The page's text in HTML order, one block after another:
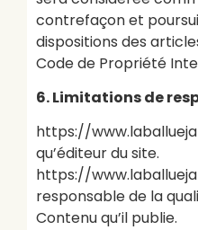
contrefaçon et
dispositions des
Code de Propriété
6. Limitations de
https://
qu’éditeur du site.
https://
responsable de la
Contenu qu’il publie.